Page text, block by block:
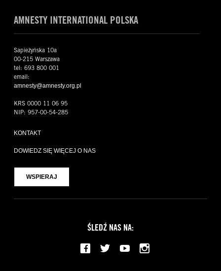
AMNESTY INTERNATIONAL POLSKA
Sapieżyńska 10a
00-215 Warszawa
tel: 693 800 001
email:
amnesty@amnesty.org.pl
KRS 0000 11 06 95
NIP: 957-00-54-285
KONTAKT
DOWIEDZ SIĘ WIĘCEJ O NAS
WSPIERAJ
ŚLEDŹ NAS NA:
Facebook TwitterYouTubeInstagram